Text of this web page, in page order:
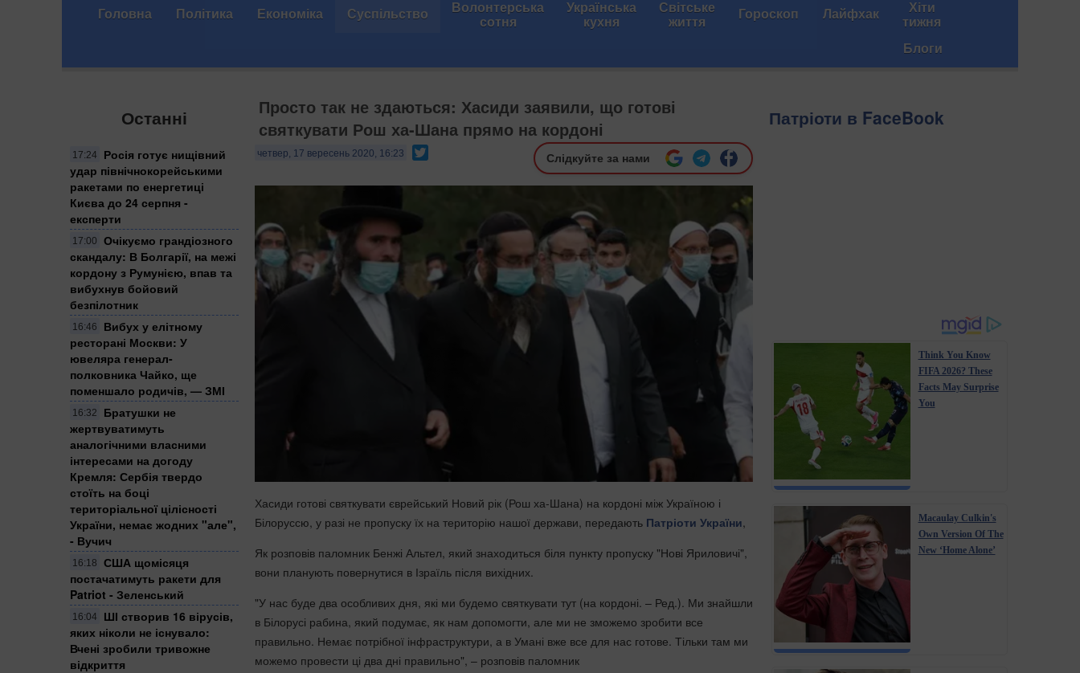
Головна Політика Економіка Суспільство Волонтерська
сотня
Українська
кухня
Світське
життя Гороскоп Лайфхак Хіти
тижня
Блоги
Останні
17:24
Росія готує нищівний
удар північнокорейськими
ракетами по енергетиці
Києва до 24 серпня -
експерти
17:00
Очікуємо грандіозного
скандалу: В Болгарії, на межі
кордону з Румунією, впав та
вибухнув бойовий
безпілотник
16:46
Вибух у елітному
ресторані Москви: У
ювеляра генерал-
полковника Чайко, ще
поменшало родичів, — ЗМІ
16:32
Братушки не
жертвуватимуть
аналогічними власними
інтересами на догоду
Кремля: Сербія твердо
стоїть на боці
територіальної цілісності
України, немає жодних "але",
- Вучич
16:18
США щомісяця
постачатимуть ракети для
Patriot - Зеленський
16:04
ШІ створив 16 вірусів,
яких ніколи не існувало:
Вчені зробили тривожне
відкриття
Просто так не здаються: Хасиди заявили, що готові
святкувати Рош ха-Шана прямо на кордоні
четвер, 17 вересень 2020, 16:23 Слідкуйте за нами
Хасиди готові святкувати єврейський Новий рік (Рош ха-Шана) на кордоні між Україною і
Білоруссю, у разі не пропуску їх на територію нашої держави, передають Патріоти України,
Як розповів паломник Бенжі Альтел, який знаходиться біля пункту пропуску "Нові Яриловичі",
вони планують повернутися в Ізраїль після вихідних.
"У нас буде два особливих дня, які ми будемо святкувати тут (на кордоні. – Ред.). Ми знайшли
в Білорусі рабина, який подумає, як нам допомогти, але ми не зможемо зробити все
правильно. Немає потрібної інфраструктури, а в Умані вже все для нас готове. Тільки там ми
можемо провести ці два дні правильно", – розповів паломник
Патріоти в FaceBook
Think You Know
FIFA 2026? These
Facts May Surprise
You
Macaulay Culkin's
Own Version Of The
New ‘Home Alone’